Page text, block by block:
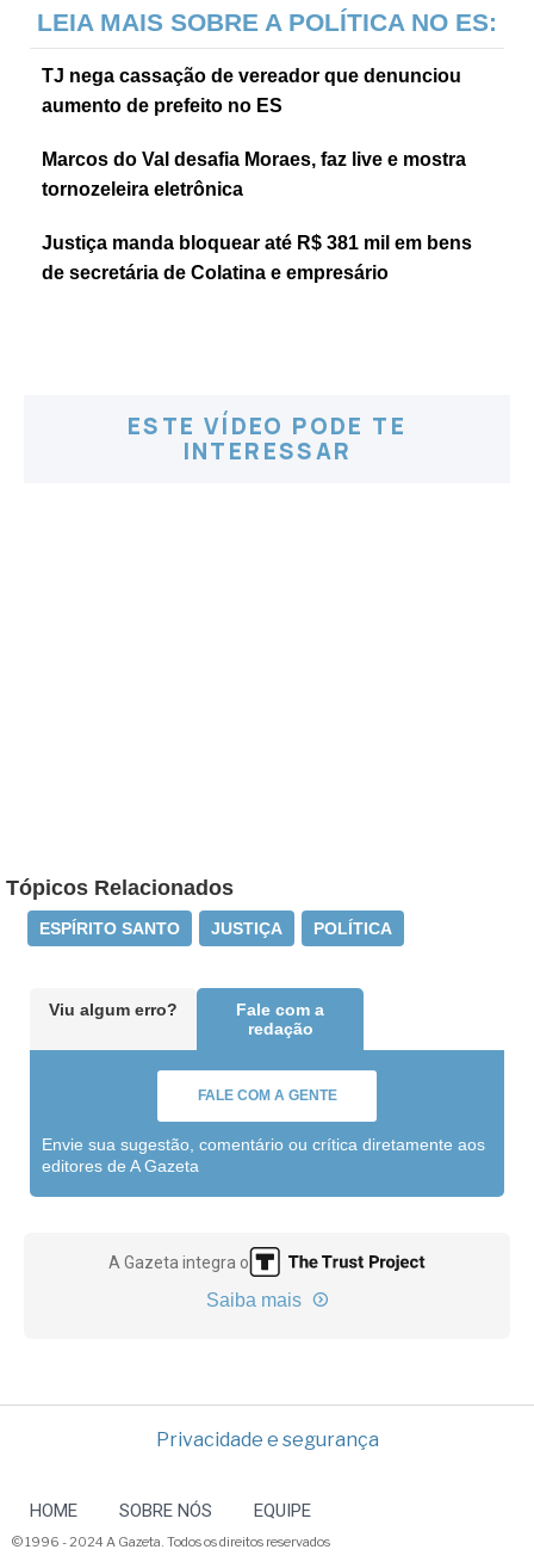
LEIA MAIS SOBRE A POLÍTICA NO ES:
TJ nega cassação de vereador que denunciou
aumento de prefeito no ES
Marcos do Val desafia Moraes, faz live e mostra
tornozeleira eletrônica
Justiça manda bloquear até R$ 381 mil em bens
de secretária de Colatina e empresário
ESTE VÍDEO PODE TE
INTERESSAR
Tópicos Relacionados
ESPÍRITO SANTO JUSTIÇA POLÍTICA
Viu algum erro?
Fale com a
redação
FALE COM A GENTE
Envie sua sugestão, comentário ou crítica diretamente aos
editores de A Gazeta
A Gazeta integra o
Saiba mais
Privacidade e segurança
HOME SOBRE NÓS EQUIPE
© 1996 - 2024 A Gazeta. Todos os direitos reservados